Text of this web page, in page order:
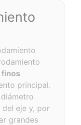
finos
principal.
eje y, por
grandes